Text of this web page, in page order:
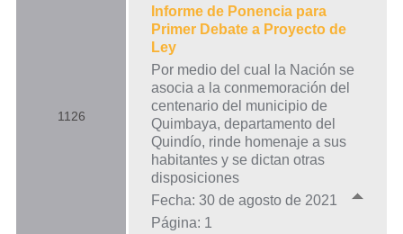
1126
Informe de Ponencia para
Primer Debate a Proyecto de
Ley
Por medio del cual la Nación se
asocia a la conmemoración del
centenario del municipio de
Quimbaya, departamento del
Quindío, rinde homenaje a sus
habitantes y se dictan otras
disposiciones
Fecha: 30 de agosto de 2021
Página: 1